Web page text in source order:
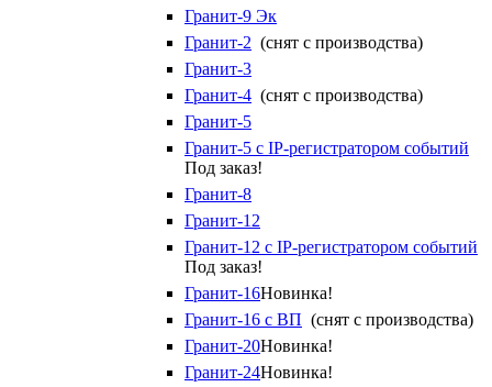
Гранит-9 Эк
Гранит-2 (снят с производства)
Гранит-3
Гранит-4 (снят с производства)
Гранит-5
Гранит-5 с IP-регистратором событий
Под заказ!
Гранит-8
Гранит-12
Гранит-12 с IP-регистратором событий
Под заказ!
Гранит-16Новинка!
Гранит-16 с ВП (снят с производства)
Гранит-20Новинка!
Гранит-24Новинка!